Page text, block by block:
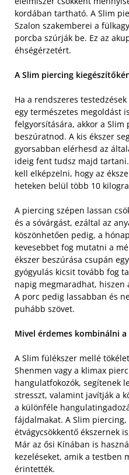
kordában tartható. A Slim
Szalon szakemberei a
porcba szúrják be. Ez az
éhségérzetért.
A Slim piercing
Ha a rendszeres
egy természetes megoldást
felgyorsítására, akkor a Slim
beszúratnod. A kis ékszer
gyorsabban elérhesd az
ideig fent tudsz majd
kell elképzelni, hogy az
heteken belül több 10
A piercing szépen lassan
és a sóvárgást, ezáltal az
köszönhetően pedig, a
kevesebbet fog mutatni a
ékszer beszúrása csupán
gyógyulás kicsit tovább fog
napig megmaradhat, hiszen
A porc pedig lassabban és
puhább szövet.
Mivel érdemes kombinálni
A Slim fülékszer mellé
Shenmen vagy a klimax
hangulatfokozók, segítenek
stresszt, valamint javítják a
a különféle
fájdalmakat. A Slim
étvágycsökkentő ékszernek
Már az ősi Kínában is
kezeléseket, amik a testben
érintették.